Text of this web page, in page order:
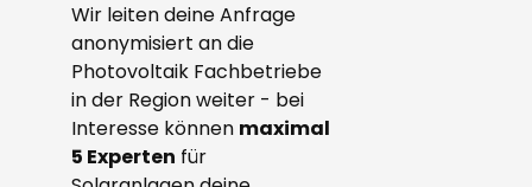
Wir leiten deine Anfrage
anonymisiert an die
Photovoltaik Fachbetriebe
in der Region weiter - bei
Interesse können maximal
5 Experten für